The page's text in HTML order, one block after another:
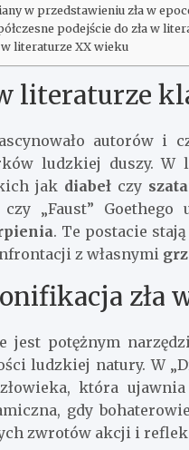
w przedstawieniu zła w
podejście do zła w
w literaturze XX wieku
literaturze
autorów i
ludzkiej duszy. W
jak diabeł czy
„Faust”
. Te postacie
z własnymi
zła
jest potężnym
ludzkiej natury. W
która
gdy
zwrotów akcji i